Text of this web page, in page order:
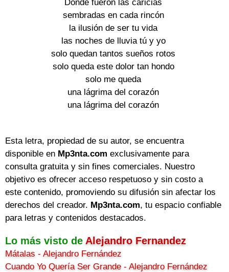
Donde fueron las caricias
sembradas en cada rincón
la ilusión de ser tu vida
las noches de lluvia tú y yo
solo quedan tantos sueños rotos
solo queda este dolor tan hondo
solo me queda
una lágrima del corazón
una lágrima del corazón
Esta letra, propiedad de su autor, se encuentra
disponible en Mp3nta.com exclusivamente para
consulta gratuita y sin fines comerciales. Nuestro
objetivo es ofrecer acceso respetuoso y sin costo a
este contenido, promoviendo su difusión sin afectar los
derechos del creador. Mp3nta.com, tu espacio confiable
para letras y contenidos destacados.
Lo más visto de Alejandro Fernandez
Mátalas - Alejandro Fernández
Cuando Yo Quería Ser Grande - Alejandro Fernández